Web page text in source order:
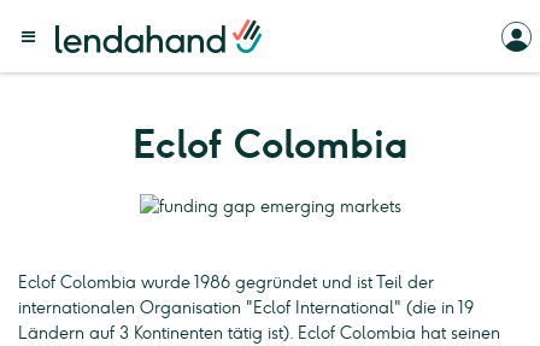
Eclof Colombia
Eclof Colombia wurde 1986 gegründet und ist Teil der
internationalen Organisation "Eclof International" (die in 19
Ländern auf 3 Kontinenten tätig ist). Eclof Colombia hat seinen